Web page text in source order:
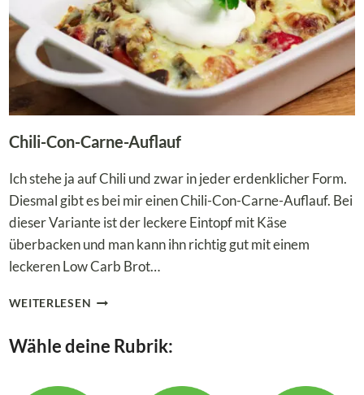
Chili-Con-Carne-Auflauf
Ich stehe ja auf Chili und zwar in jeder erdenklicher Form.
Diesmal gibt es bei mir einen Chili-Con-Carne-Auflauf. Bei
dieser Variante ist der leckere Eintopf mit Käse
überbacken und man kann ihn richtig gut mit einem
leckeren Low Carb Brot…
WEITERLESEN CHILI-
AUFLAUF
Wähle deine Rubrik: